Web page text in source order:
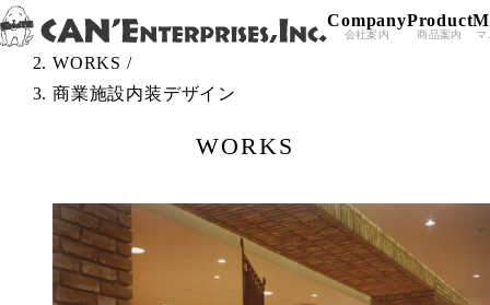
Skip to content
Company
会社案内
Product
商品案内 マ
TOP /
WORKS /
商業施設内装デザイン
WORKS